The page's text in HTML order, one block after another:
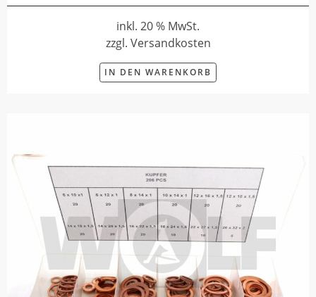
inkl. 20 % MwSt.
zzgl. Versandkosten
IN DEN WARENKORB